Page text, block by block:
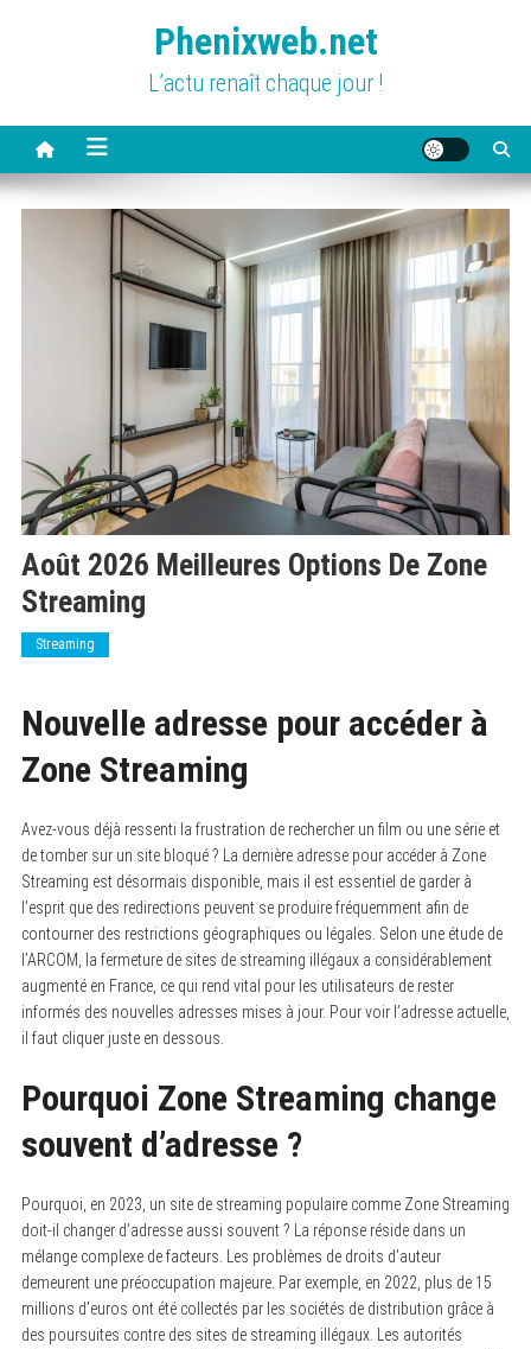
Phenixweb.net
L’actu renaît chaque jour !
Août 2026 Meilleures Options De Zone
Streaming
Streaming
Nouvelle adresse pour accéder à
Zone Streaming
Avez-vous déjà ressenti la frustration de rechercher un film ou une série et
de tomber sur un site bloqué ? La dernière adresse pour accéder à Zone
Streaming est désormais disponible, mais il est essentiel de garder à
l’esprit que des redirections peuvent se produire fréquemment afin de
contourner des restrictions géographiques ou légales. Selon une étude de
l’ARCOM, la fermeture de sites de streaming illégaux a considérablement
augmenté en France, ce qui rend vital pour les utilisateurs de rester
informés des nouvelles adresses mises à jour. Pour voir l’adresse actuelle,
il faut cliquer juste en dessous.
Pourquoi Zone Streaming change
souvent d’adresse ?
Pourquoi, en 2023, un site de streaming populaire comme Zone Streaming
doit-il changer d’adresse aussi souvent ? La réponse réside dans un
mélange complexe de facteurs. Les problèmes de droits d’auteur
demeurent une préoccupation majeure. Par exemple, en 2022, plus de 15
millions d’euros ont été collectés par les sociétés de distribution grâce à
des poursuites contre des sites de streaming illégaux. Les autorités